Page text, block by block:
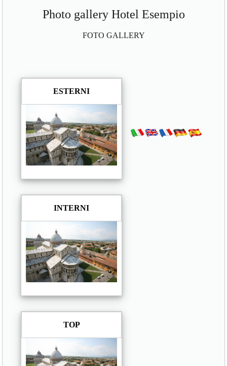
Photo gallery Hotel Esempio
FOTO GALLERY
ESTERNI
INTERNI
TOP